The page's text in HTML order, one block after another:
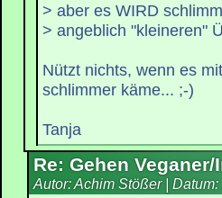
> aber es WIRD
> angeblich "kleineren"
Nützt nichts, wenn es
schlimmer käme... ;-)
Tanja
Re: Gehen
Autor: Achim Stößer | Datum: